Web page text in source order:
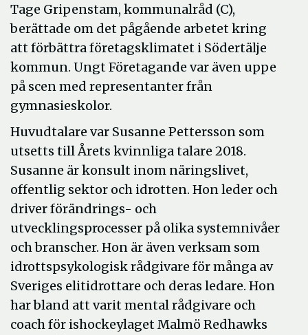
Tage Gripenstam, kommunalråd (C),
berättade om det pågående arbetet kring
att förbättra företagsklimatet i Södertälje
kommun. Ungt Företagande var även uppe
på scen med representanter från
gymnasieskolor.
Huvudtalare var Susanne Pettersson som
utsetts till Årets kvinnliga talare 2018.
Susanne är konsult inom näringslivet,
offentlig sektor och idrotten. Hon leder och
driver förändrings- och
utvecklingsprocesser på olika systemnivåer
och branscher. Hon är även verksam som
idrottspsykologisk rådgivare för många av
Sveriges elitidrottare och deras ledare. Hon
har bland att varit mental rådgivare och
coach för ishockeylaget Malmö Redhawks